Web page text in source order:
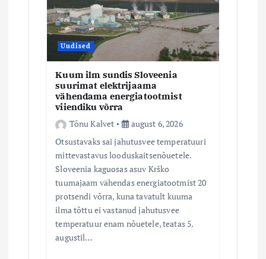
Uudised
Kuum ilm sundis Sloveenia
suurimat elektrijaama
vähendama energiatootmist
viiendiku võrra
Tõnu Kalvet
august 6, 2026
Otsustavaks sai jahutusvee temperatuuri
mittevastavus looduskaitsenõuetele.
Sloveenia kaguosas asuv Krško
tuumajaam vähendas energiatootmist 20
protsendi võrra, kuna tavatult kuuma
ilma tõttu ei vastanud jahutusvee
temperatuur enam nõuetele, teatas 5.
augustil…